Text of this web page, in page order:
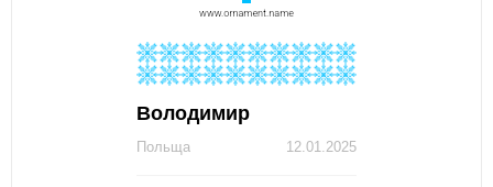
Володимир
12.01.2025
Польща